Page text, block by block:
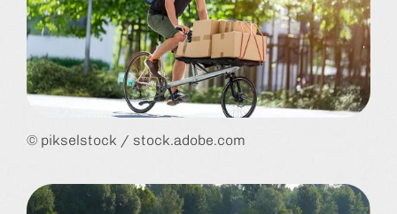
© pikselstock / stock.adobe.com